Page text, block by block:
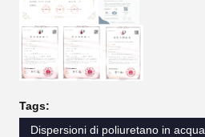
Tags:
Dispersioni di poliuretano in acqua